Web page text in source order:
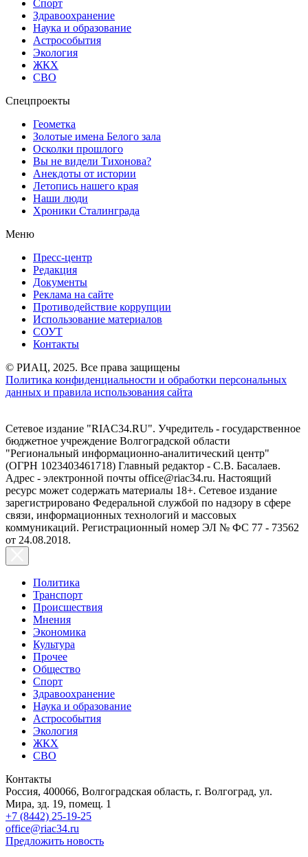
Спорт
Здравоохранение
Наука и образование
Астрособытия
Экология
ЖКХ
СВО
Спецпроекты
Геометка
Золотые имена Белого зала
Осколки прошлого
Вы не видели Тихонова?
Анекдоты от истории
Летопись нашего края
Наши люди
Хроники Сталинграда
Меню
Пресс-центр
Редакция
Документы
Реклама на сайте
Противодействие коррупции
Использование материалов
СОУТ
Контакты
© РИАЦ, 2025. Все права защищены
Политика конфиденциальности и обработки персональных
данных и правила использования сайта
Сетевое издание "RIAC34.RU". Учредитель - государственное
бюджетное учреждение Волгоградской области
"Региональный информационно-аналитический центр"
(ОГРН 1023403461718) Главный редактор - С.В. Басалаев.
Адрес - электронной почты office@riac34.ru. Настоящий
ресурс может содержать материалы 18+. Сетевое издание
зарегистрировано Федеральной службой по надзору в сфере
связи, информационных технологий и массовых
коммуникаций. Регистрационный номер ЭЛ № ФС 77 - 73562
от 24.08.2018.
Политика
Транспорт
Происшествия
Мнения
Экономика
Культура
Прочее
Общество
Спорт
Здравоохранение
Наука и образование
Астрособытия
Экология
ЖКХ
СВО
Контакты
Россия, 400066, Волгоградская область, г. Волгоград, ул.
Мира, зд. 19, помещ. 1
+7 (8442) 25-19-25
office@riac34.ru
Предложить новость